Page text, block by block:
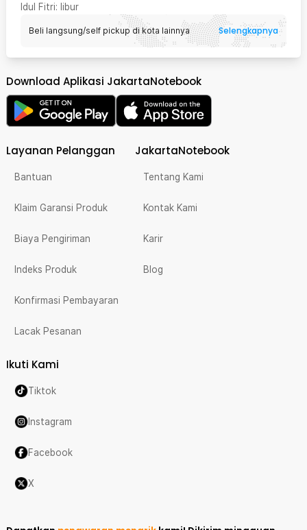
Idul Fitri: libur
Beli langsung/self pickup di kota lainnya Selengkapnya
Download Aplikasi JakartaNotebook
Layanan Pelanggan
Bantuan
Klaim Garansi Produk
Biaya Pengiriman
Indeks Produk
Konfirmasi Pembayaran
Lacak Pesanan
JakartaNotebook
Tentang Kami
Kontak Kami
Karir
Blog
Ikuti Kami
Tiktok
Instagram
Facebook
X